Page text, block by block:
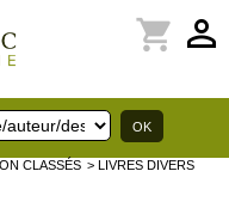
perm_identity
shopping_cart
CLASSÉS > LIVRES DIVERS